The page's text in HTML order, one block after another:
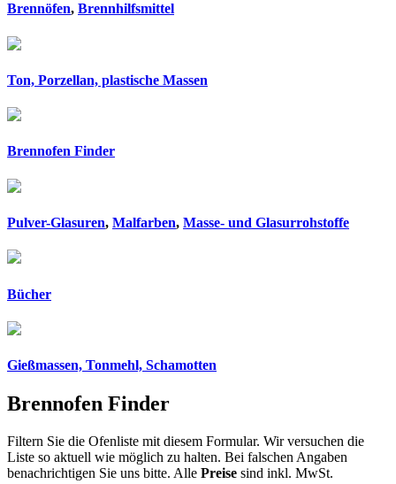
Brennöfen, Brennhilfsmittel
Ton, Porzellan, plastische Massen
Brennofen Finder
Pulver-Glasuren, Malfarben, Masse- und Glasurrohstoffe
Bücher
Gießmassen, Tonmehl, Schamotten
Brennofen Finder
Filtern Sie die Ofenliste mit diesem Formular. Wir versuchen die
Liste so aktuell wie möglich zu halten. Bei falschen Angaben
benachrichtigen Sie uns bitte. Alle Preise sind inkl. MwSt.